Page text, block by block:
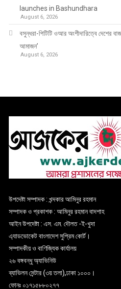
launches in Bashundhara
August 6, 2026
বসুন্ধরা-পিটিটি ওআর অংশীদারিত্বে দেশের
আমাজন’
August 6, 2026
উপদেষ্টা সম্পাদক : খন্দকার আমিনুর রহমান
সম্পাদক ও প্রকাশক : আমিনুর রহমান বাদশাহ
আইন উপদেষ্টা : এস. এম. দৌলত -ই-খুদা
এ্যাডভোকেট বাংলাদেশ সুপ্রিম কোর্ট।
সম্পাদকীয় ও বাণিজ্যিক কার্যালয়
২৬ বঙ্গবন্ধু অ্যাভিনিউ
ব্যাভিলন সেন্টার (৩য় তলা),ঢাকা ১০০০।
ফোনঃ ০১৭১৫৮৮০২৭৭